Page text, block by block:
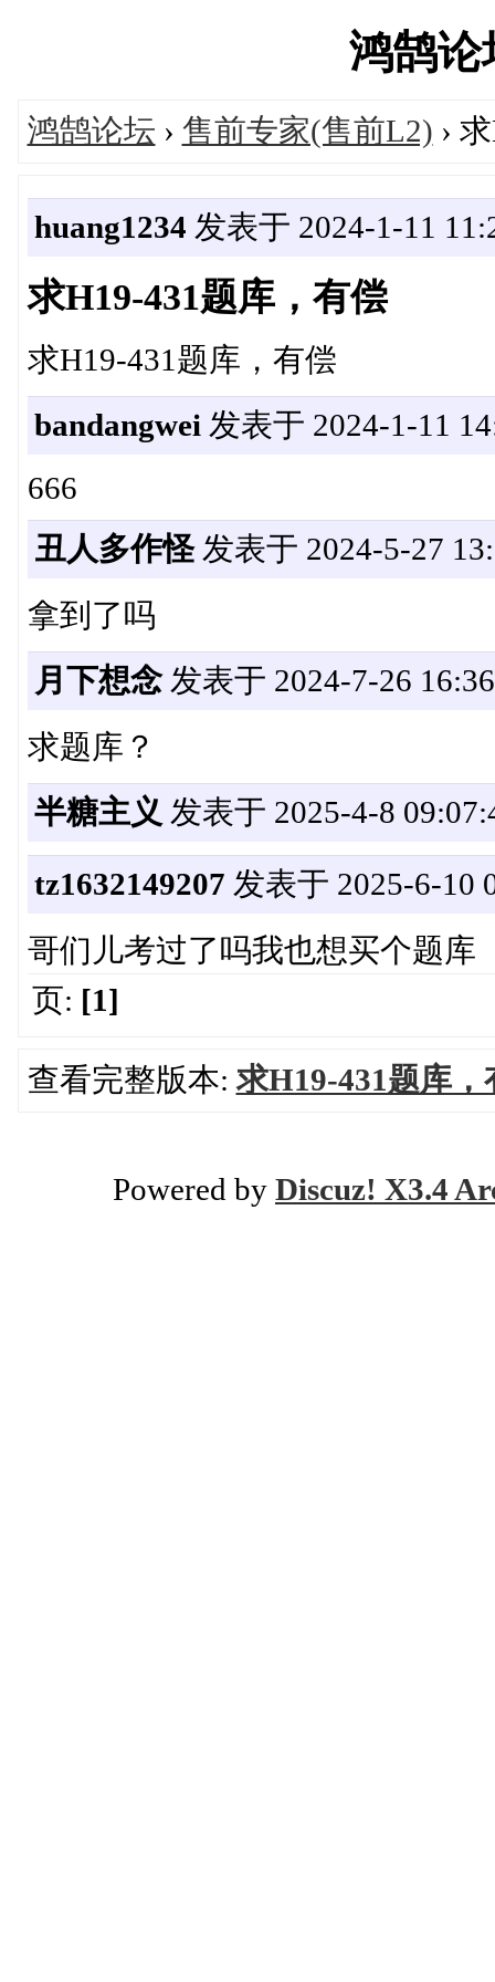
鸿鹄论
鸿鹄论坛 › 售前专家(售前L2) ›
huang1234 发表于 2024-1-11
求H19-431题库，有偿
求H19-431题库，有偿
bandangwei 发表于 2024-1-11
666
丑人多作怪发表于 2024-5-27
拿到了吗
月下想念发表于 2024-7-26
求题库？
半糖主义 发表于 2025-4-8
tz1632149207 发表于 2025-6-10
哥们儿考过了吗我也想买个题库
页: [1]
查看完整版本:求H19-431题库，
Powered by Discuz! X3.4